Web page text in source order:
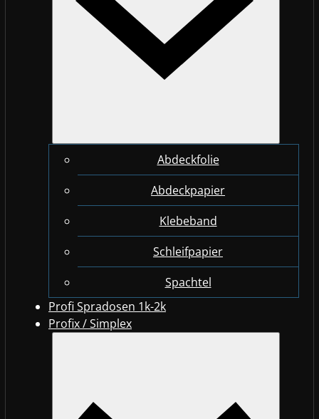
Abdeckfolie
Abdeckpapier
Klebeband
Schleifpapier
Spachtel
Profi Spradosen 1k-2k
Profix / Simplex